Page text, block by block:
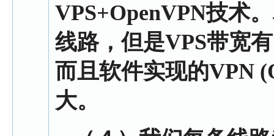
VPS+OpenVPN技术
线路，但是VPS带宽
而且软件实现的VPN
大。